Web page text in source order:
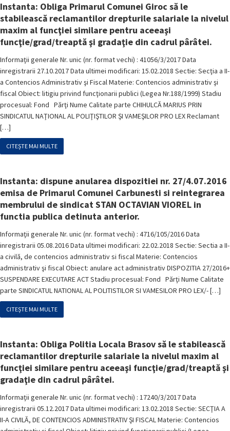
Instanta: Obliga Primarul Comunei Giroc să le
stabilească reclamantilor drepturile salariale la nivelul
maxim al funcţiei similare pentru aceeaşi
funcţie/grad/treaptă şi gradaţie din cadrul pârâtei.
Informaţii generale Nr. unic (nr. format vechi) : 41056/3/2017 Data
inregistrarii 27.10.2017 Data ultimei modificari: 15.02.2018 Sectie: Secţia a II-
a Contencios Administrativ şi Fiscal Materie: Contencios administrativ şi
fiscal Obiect: litigiu privind funcţionarii publici (Legea Nr.188/1999) Stadiu
procesual: Fond Părţi Nume Calitate parte CHIHULCĂ MARIUS PRIN
SINDICATUL NAŢIONAL AL POLIŢIŞTILOR ŞI VAMEŞILOR PRO LEX Reclamant
[…]
CITEȘTE MAI MULTE
Instanta: dispune anularea dispozitiei nr. 27/4.07.2016
emisa de Primarul Comunei Carbunesti si reintegrarea
membrului de sindicat STAN OCTAVIAN VIOREL in
functia publica detinuta anterior.
Informaţii generale Nr. unic (nr. format vechi) : 4716/105/2016 Data
inregistrarii 05.08.2016 Data ultimei modificari: 22.02.2018 Sectie: Sectia a II-
a civilă, de contencios administrativ si fiscal Materie: Contencios
administrativ şi fiscal Obiect: anulare act administrativ DISPOZITIA 27/2016+
SUSPENDARE EXECUTARE ACT Stadiu procesual: Fond Părţi Nume Calitate
parte SINDICATUL NATIONAL AL POLITISTILOR SI VAMESILOR PRO LEX/- […]
CITEȘTE MAI MULTE
Instanta: Obliga Politia Locala Brasov să le stabilească
reclamantilor drepturile salariale la nivelul maxim al
funcţiei similare pentru aceeaşi funcţie/grad/treaptă şi
gradaţie din cadrul pârâtei.
Informaţii generale Nr. unic (nr. format vechi) : 17240/3/2017 Data
inregistrarii 05.12.2017 Data ultimei modificari: 13.02.2018 Sectie: SECŢIA A
II-A CIVILĂ, DE CONTENCIOS ADMINISTRATIV ŞI FISCAL Materie: Contencios